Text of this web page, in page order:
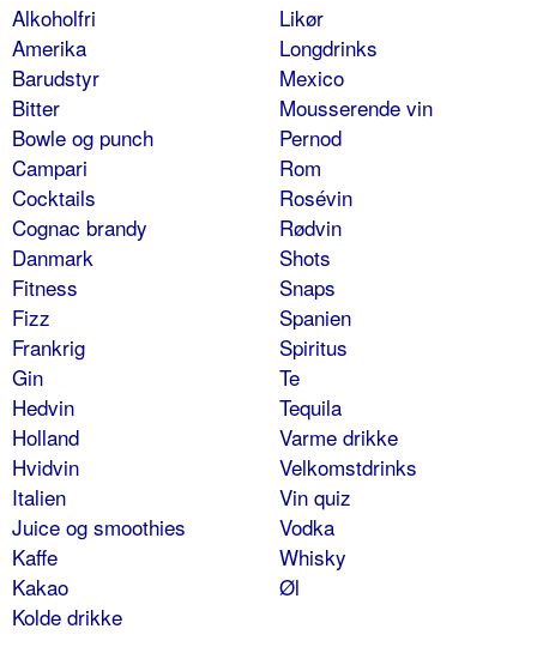
Alkoholfri
Amerika
Barudstyr
Bitter
Bowle og punch
Campari
Cocktails
Cognac brandy
Danmark
Fitness
Fizz
Frankrig
Gin
Hedvin
Holland
Hvidvin
Italien
Juice og smoothies
Kaffe
Kakao
Kolde drikke
Likør
Longdrinks
Mexico
Mousserende vin
Pernod
Rom
Rosévin
Rødvin
Shots
Snaps
Spanien
Spiritus
Te
Tequila
Varme drikke
Velkomstdrinks
Vin quiz
Vodka
Whisky
Øl